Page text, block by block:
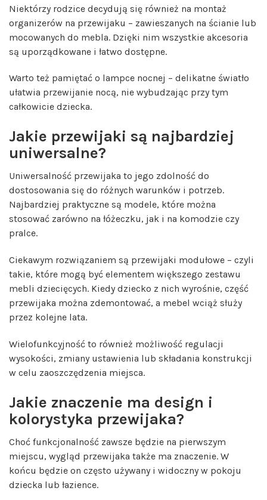
Niektórzy rodzice decydują się również na montaż
organizerów na przewijaku – zawieszanych na ścianie lub
mocowanych do mebla. Dzięki nim wszystkie akcesoria
są uporządkowane i łatwo dostępne.
Warto też pamiętać o lampce nocnej – delikatne światło
ułatwia przewijanie nocą, nie wybudzając przy tym
całkowicie dziecka.
Jakie przewijaki są najbardziej
uniwersalne?
Uniwersalność przewijaka to jego zdolność do
dostosowania się do różnych warunków i potrzeb.
Najbardziej praktyczne są modele, które można
stosować zarówno na łóżeczku, jak i na komodzie czy
pralce.
Ciekawym rozwiązaniem są przewijaki modułowe – czyli
takie, które mogą być elementem większego zestawu
mebli dziecięcych. Kiedy dziecko z nich wyrośnie, część
przewijaka można zdemontować, a mebel wciąż służy
przez kolejne lata.
Wielofunkcyjność to również możliwość regulacji
wysokości, zmiany ustawienia lub składania konstrukcji
w celu zaoszczędzenia miejsca.
Jakie znaczenie ma design i
kolorystyka przewijaka?
Choć funkcjonalność zawsze będzie na pierwszym
miejscu, wygląd przewijaka także ma znaczenie. W
końcu będzie on często używany i widoczny w pokoju
dziecka lub łazience.